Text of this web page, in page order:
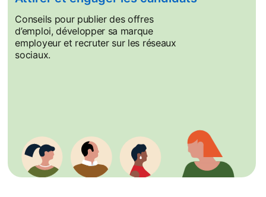
Conseils pour publier des offres
d’emploi, développer sa marque
employeur et recruter sur les réseaux
sociaux.